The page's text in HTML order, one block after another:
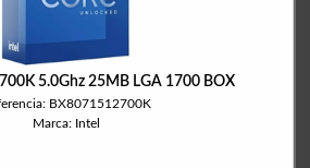
5.0Ghz 25MB LGA 1700 BOX
BX8071512700K
Marca: Intel